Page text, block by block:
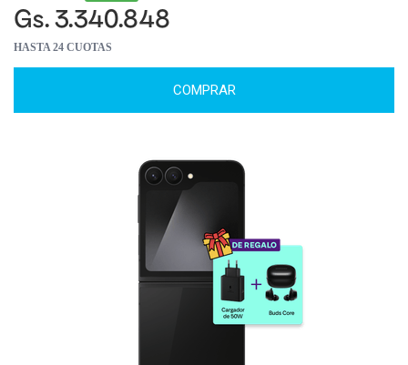
Gs. 3.340.848
HASTA 24 CUOTAS
COMPRAR